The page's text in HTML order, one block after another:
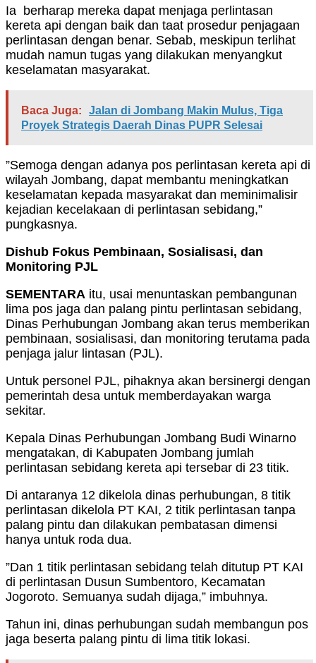
Ia berharap mereka dapat menjaga perlintasan
kereta api dengan baik dan taat prosedur penjagaan
perlintasan dengan benar. Sebab, meskipun terlihat
mudah namun tugas yang dilakukan menyangkut
keselamatan masyarakat.
Baca Juga:
Jalan di Jombang Makin Mulus, Tiga
Proyek Strategis Daerah Dinas PUPR Selesai
”Semoga dengan adanya pos perlintasan kereta api di
wilayah Jombang, dapat membantu meningkatkan
keselamatan kepada masyarakat dan meminimalisir
kejadian kecelakaan di perlintasan sebidang,”
pungkasnya.
Dishub Fokus Pembinaan, Sosialisasi, dan
Monitoring PJL
SEMENTARA itu, usai menuntaskan pembangunan
lima pos jaga dan palang pintu perlintasan sebidang,
Dinas Perhubungan Jombang akan terus memberikan
pembinaan, sosialisasi, dan monitoring terutama pada
penjaga jalur lintasan (PJL).
Untuk personel PJL, pihaknya akan bersinergi dengan
pemerintah desa untuk memberdayakan warga
sekitar.
Kepala Dinas Perhubungan Jombang Budi Winarno
mengatakan, di Kabupaten Jombang jumlah
perlintasan sebidang kereta api tersebar di 23 titik.
Di antaranya 12 dikelola dinas perhubungan, 8 titik
perlintasan dikelola PT KAI, 2 titik perlintasan tanpa
palang pintu dan dilakukan pembatasan dimensi
hanya untuk roda dua.
”Dan 1 titik perlintasan sebidang telah ditutup PT KAI
di perlintasan Dusun Sumbentoro, Kecamatan
Jogoroto. Semuanya sudah dijaga,” imbuhnya.
Tahun ini, dinas perhubungan sudah membangun pos
jaga beserta palang pintu di lima titik lokasi.